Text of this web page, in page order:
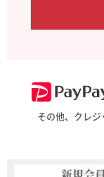
その他、クレ